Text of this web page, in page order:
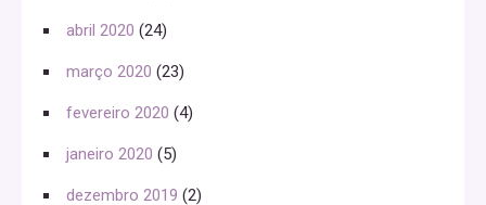
abril 2020 (24)
março 2020 (23)
fevereiro 2020 (4)
janeiro 2020 (5)
dezembro 2019 (2)